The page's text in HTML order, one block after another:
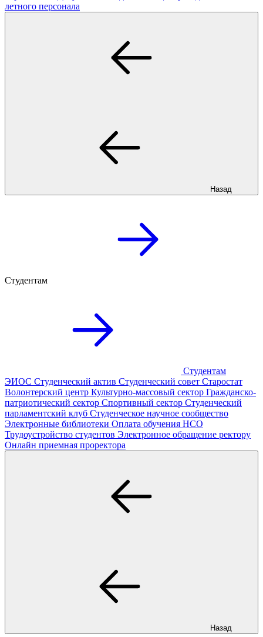
летного персонала
Назад
Студентам
Студентам
ЭИОС Студенческий актив Студенческий совет Старостат
Волонтерский центр Культурно-массовый сектор Гражданско-
патриотический сектор Спортивный сектор Студенческий
парламентский клуб Студенческое научное сообщество
Электронные библиотеки Оплата обучения НСО
Трудоустройство студентов Электронное обращение ректору
Онлайн приемная проректора
Назад